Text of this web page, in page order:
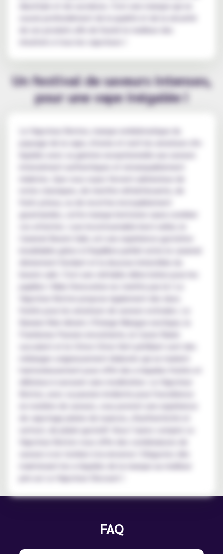
diacétyle et de sucralose. C'est une marque qui se
soucie profondément de la qualité et de la sécurité
résultats à tous les vapoteurs !
Un festival de saveurs intenses,
pour une vape inégalée !
Le Vapoteur Breton, marque emblématique du
paysage de la vape, étonne et ravit les amateurs d'e-
intensément authentiques et remarquablement
notes classiques, de menthe rafraîchissante, de
gourmandes, cette marque bretonne saura combler
inoubliable grâce à l'équilibre parfait entre le caramel
papilles ! Mais l'innovation ne s'arrête pas là ! Le
Vapoteur Breton propose également des duos
Banane Kiwi vibrant, l'Orange Mangue exotique, la
succulent et le Citron Citron Vert pétillant sont des
mélanges soigneusement élaborés qui se marient
harmonieusement pour offrir des e-liquides fruités et
délicieux à savourer sans modération. Le Vapoteur
en matière de saveurs, vous promet une expérience
de vapotage pleine de nuances, d'authenticité et
surtout, de plaisir gustatif. Vous l’aurez compris Le
Vapoteur Breton vous offre des combinaisons de
saveurs à en tomber à la renverse ! Dégustez dès
maintenant les e-liquides de la marque au meilleur
prix sur Le Vapoteur Discount !
FAQ